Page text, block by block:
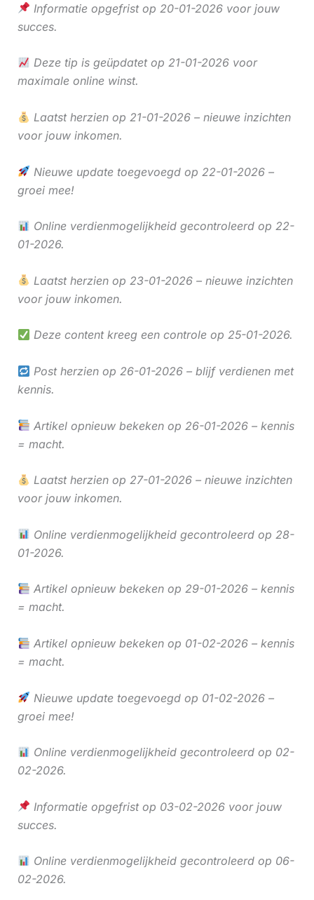
Informatie opgefrist op 20-01-2026 voor jouw
succes.
Deze tip is geüpdatet op 21-01-2026 voor
maximale online winst.
Laatst herzien op 21-01-2026 – nieuwe inzichten
voor jouw inkomen.
Nieuwe update toegevoegd op 22-01-2026 –
groei mee!
Online verdienmogelijkheid gecontroleerd op 22-
01-2026.
Laatst herzien op 23-01-2026 – nieuwe inzichten
voor jouw inkomen.
Deze content kreeg een controle op 25-01-2026.
Post herzien op 26-01-2026 – blijf verdienen met
kennis.
Artikel opnieuw bekeken op 26-01-2026 – kennis
= macht.
Laatst herzien op 27-01-2026 – nieuwe inzichten
voor jouw inkomen.
Online verdienmogelijkheid gecontroleerd op 28-
01-2026.
Artikel opnieuw bekeken op 29-01-2026 – kennis
= macht.
Artikel opnieuw bekeken op 01-02-2026 – kennis
= macht.
Nieuwe update toegevoegd op 01-02-2026 –
groei mee!
Online verdienmogelijkheid gecontroleerd op 02-
02-2026.
Informatie opgefrist op 03-02-2026 voor jouw
succes.
Online verdienmogelijkheid gecontroleerd op 06-
02-2026.